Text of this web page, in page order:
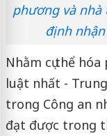
phương và nhà
định
Nhằm cụ thể
luật nhất -
trong Công an
đạt được trong